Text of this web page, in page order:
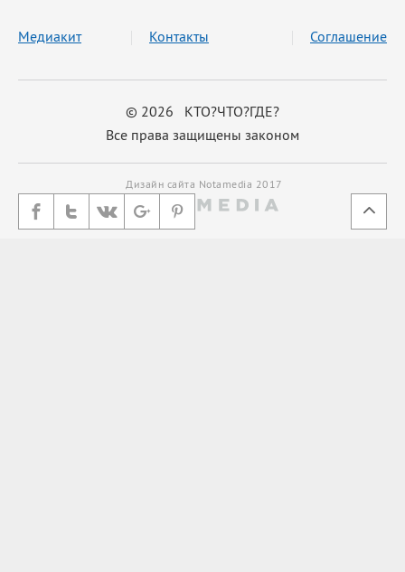
© 2026 КТО?ЧТО?ГДЕ?
Все права защищены законом
Медиакит Контакты Соглашение
Дизайн сайта Notamedia 2017